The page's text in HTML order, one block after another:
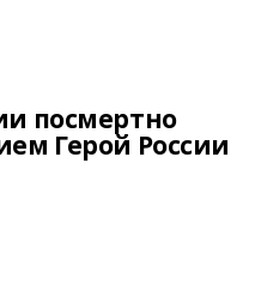
посмертно
Герой России